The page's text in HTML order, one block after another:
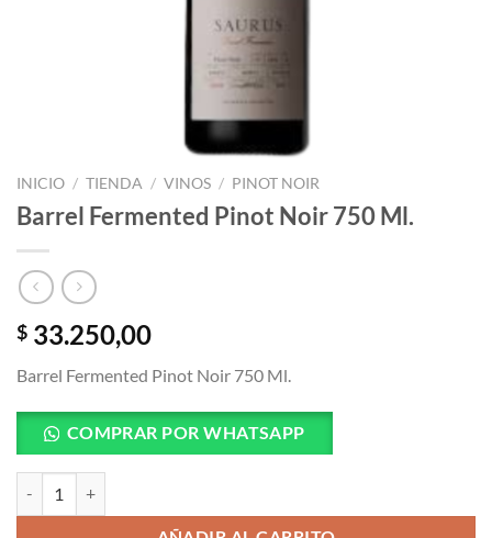
INICIO / TIENDA / VINOS / PINOT NOIR
Barrel Fermented Pinot Noir 750 Ml.
$ 33.250,00
Barrel Fermented Pinot Noir 750 Ml.
COMPRAR POR WHATSAPP